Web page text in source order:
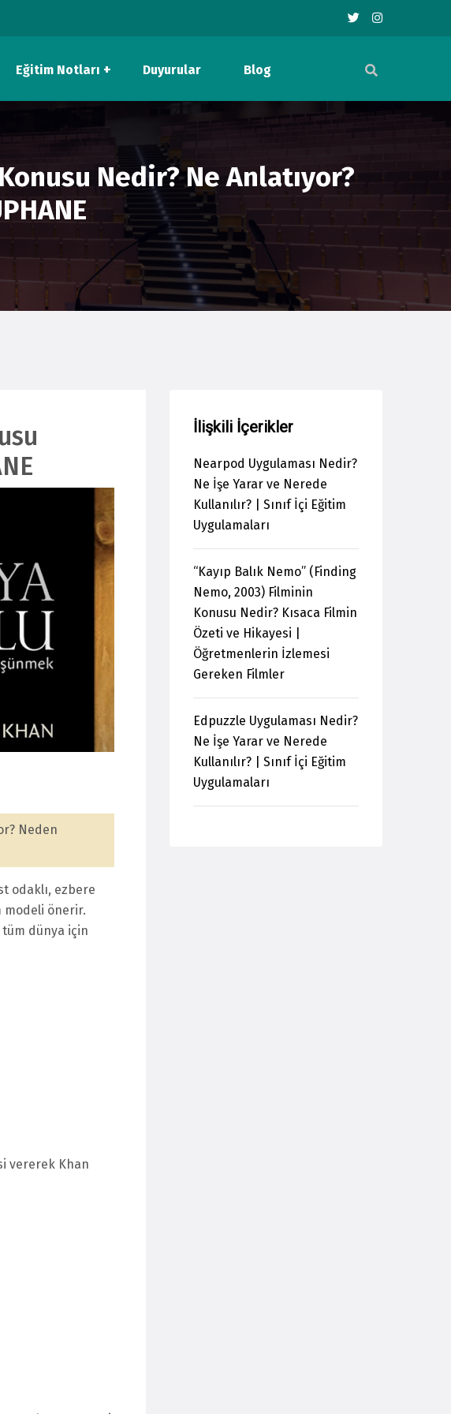
Eğitim Notları Duyurular Blog
Nedir? Ne Anlatıyor?
Neden
odaklı, ezbere
modeli önerir.
tüm dünya için
vererek Khan
İlişkili İçerikler
Nearpod Uygulaması Nedir?
Ne İşe Yarar ve Nerede
Kullanılır? | Sınıf İçi Eğitim
Uygulamaları
“Kayıp Balık Nemo” (Finding
Nemo, 2003) Filminin
Konusu Nedir? Kısaca Filmin
Özeti ve Hikayesi |
Öğretmenlerin İzlemesi
Gereken Filmler
Edpuzzle Uygulaması Nedir?
Ne İşe Yarar ve Nerede
Kullanılır? | Sınıf İçi Eğitim
Uygulamaları